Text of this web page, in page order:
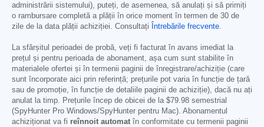
administrării sistemului), puteți, de asemenea, să anulați și să primiți
o rambursare completă a plății în orice moment în termen de 30 de
zile de la data plății achiziției. Consultați
Întrebările frecvente.
La sfârșitul perioadei de probă, veți fi facturat în avans imediat la
prețul și pentru perioada de abonament, așa cum sunt stabilite în
materialele ofertei și în termenii paginii de înregistrare/achiziție (care
sunt încorporate aici prin referință; prețurile pot varia în funcție de țară
sau de promoție, în funcție de detaliile paginii de achiziție), dacă nu ați
anulat la timp. Prețurile încep de obicei de la $79.98 semestrial
(SpyHunter Pro Windows/SpyHunter pentru Mac). Abonamentul
achiziționat va fi reînnoit automat în conformitate cu termenii paginii